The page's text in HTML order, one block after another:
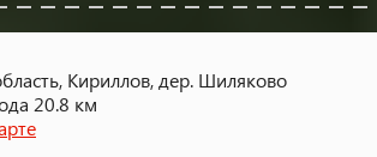
Кириллов, дер. Шиляково
20.8 км